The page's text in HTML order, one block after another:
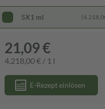
5X1 ml
21,09 €
4.218,00 € / 1 l
E-Rezept einlösen